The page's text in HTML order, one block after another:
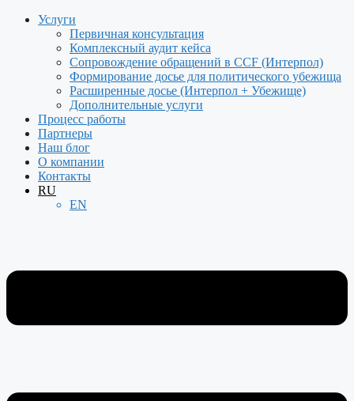
Перейти
содержимому
Услуги
Первичная консультация
Комплексный аудит кейса
Сопровождение обращений в CCF (Интерпол)
Формирование досье для политического убежища
Расширенные досье (Интерпол + Убежище)
Дополнительные услуги
Процесс работы
Партнеры
Наш блог
О компании
Контакты
RU
EN